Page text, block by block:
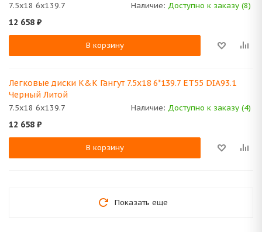
7.5x18 6x139.7 Наличие: Доступно к заказу (8)
12 658 ₽
В корзину
Легковые диски K&K Гангут 7.5x18 6*139.7 ET55 DIA93.1
Черный Литой
7.5x18 6x139.7 Наличие: Доступно к заказу (4)
12 658 ₽
В корзину
Показать еще